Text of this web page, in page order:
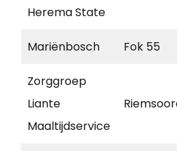
Herema State
Mariënbosch Fok 55
Zorggroep
Liante
Maaltijdservice